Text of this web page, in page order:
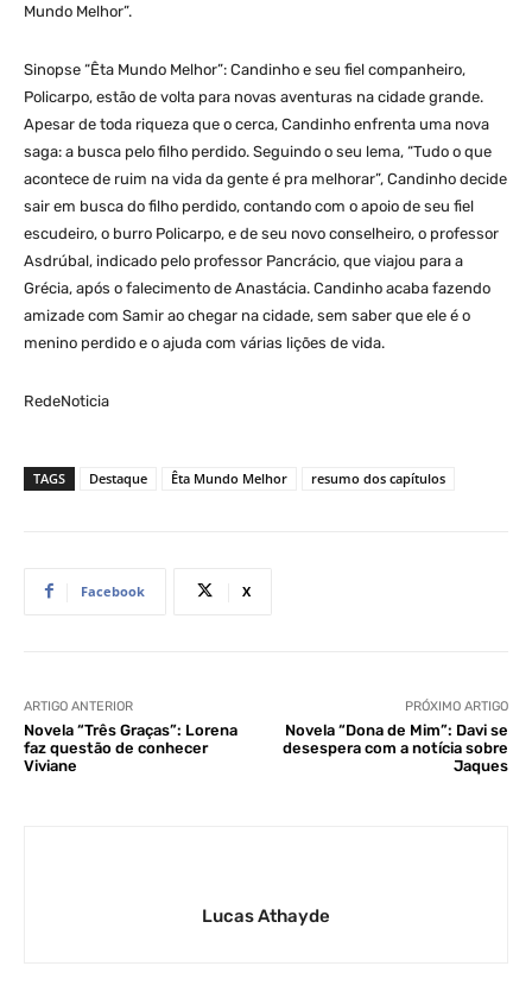
Mundo Melhor”.
Sinopse “Êta Mundo Melhor”: Candinho e seu fiel companheiro,
Policarpo, estão de volta para novas aventuras na cidade grande.
Apesar de toda riqueza que o cerca, Candinho enfrenta uma nova
saga: a busca pelo filho perdido. Seguindo o seu lema, “Tudo o que
acontece de ruim na vida da gente é pra melhorar”, Candinho decide
sair em busca do filho perdido, contando com o apoio de seu fiel
escudeiro, o burro Policarpo, e de seu novo conselheiro, o professor
Asdrúbal, indicado pelo professor Pancrácio, que viajou para a
Grécia, após o falecimento de Anastácia. Candinho acaba fazendo
amizade com Samir ao chegar na cidade, sem saber que ele é o
menino perdido e o ajuda com várias lições de vida.
RedeNoticia
TAGS Destaque Êta Mundo Melhor resumo dos capítulos
Facebook X
ARTIGO ANTERIOR
Novela “Três Graças”: Lorena
faz questão de conhecer
Viviane
PRÓXIMO ARTIGO
Novela “Dona de Mim”: Davi se
desespera com a notícia sobre
Jaques
Lucas Athayde